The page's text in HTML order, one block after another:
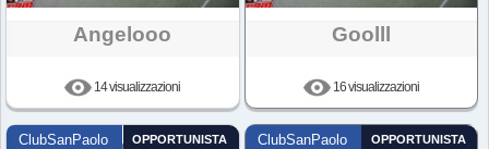
Angelooo
14 visualizzazioni
Goolll
16 visualizzazioni
ClubSanPaolo OPPORTUNISTA ClubSanPaolo OPPORTUNISTA